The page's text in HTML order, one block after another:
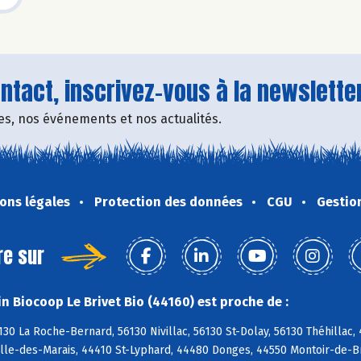
inscrivez-vous à la
nos événements et nos actualités.
légales Protection des données CGU
sur
Biocoop Le Brivet Bio (44160) est proche de :
La Roche-Bernard, 56130 Nivillac, 56130 St-Dolay, 56130
des-Marais, 44410 St-Lyphard, 44480 Donges, 44550 Montoir-